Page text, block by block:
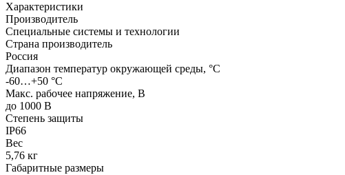
Характеристики
Производитель
Специальные системы и технологии
Страна производитель
Россия
Диапазон температур окружающей среды, °С
-60…+50 °С
Макс. рабочее напряжение, В
до 1000 В
Степень защиты
IP66
Вес
5,76 кг
Габаритные размеры